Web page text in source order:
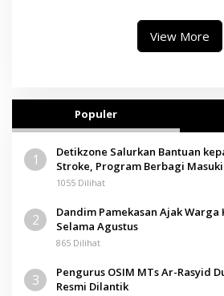
View More
Populer
1
Detikzone Salurkan Bantuan
Stroke, Program Berbagi
1055 Dilihat
2
Dandim Pamekasan Ajak
Selama Agustus
865 Dilihat
3
Pengurus OSIM MTs Ar-Rasyid
Resmi Dilantik